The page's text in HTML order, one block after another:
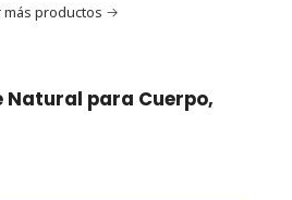
más productos
Natural para Cuerpo,